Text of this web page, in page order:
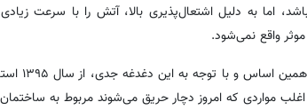
اما به دلیل اشتعال‌پذیری بالا، آتش را با سرعت
واقع نمی‌شود.
مواردی که امروز دچار حریق می‌شوند مربوط به